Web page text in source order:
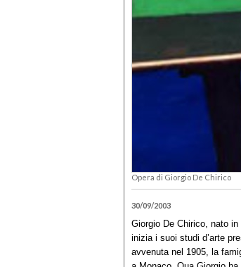
Opera di Giorgio De Chirico
30/09/2003
Giorgio De Chirico, nato
inizia i suoi studi d’arte
avvenuta nel 1905, la